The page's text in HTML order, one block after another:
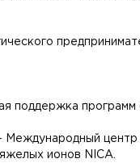
поддержка программ
Международный
ионов NICA.